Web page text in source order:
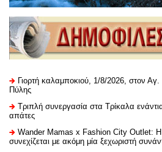
Γιορτή καλαμποκιού, 1/8/2026, στον
Πύλης
Τριπλή συνεργασία στα Τρίκαλα
απάτες
Wander Mamas x Fashion City Outlet: Η
συνεχίζεται με ακόμη μία ξεχωριστή